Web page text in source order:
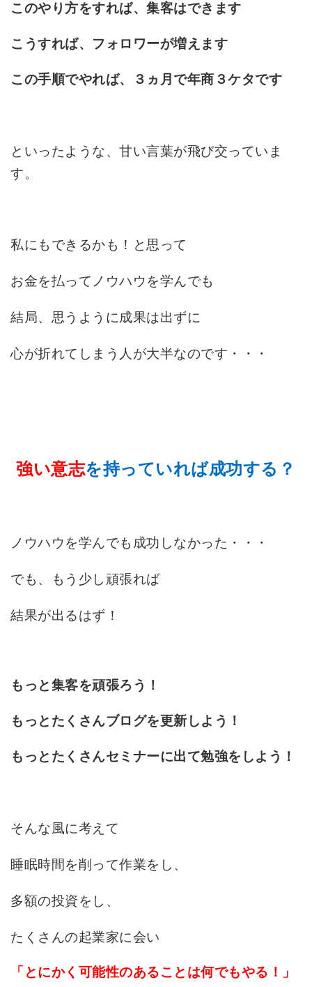
このやり方をすれば、集客はできます
こうすれば、フォロワーが増えます
この手順でやれば、３ヵ月で年商３ケタです
といったような、甘い言葉が飛び交っていま
す。
私にもできるかも！と思って
お金を払ってノウハウを学んでも
結局、思うように成果は出ずに
心が折れてしまう人が大半なのです・・・
強い意志を持っていれば成功する？
ノウハウを学んでも成功しなかった・・・
でも、もう少し頑張れば
結果が出るはず！
もっと集客を頑張ろう！
もっとたくさんブログを更新しよう！
もっとたくさんセミナーに出て勉強をしよう！
そんな風に考えて
睡眠時間を削って作業をし、
多額の投資をし、
たくさんの起業家に会い
「とにかく可能性のあることは何でもやる！」